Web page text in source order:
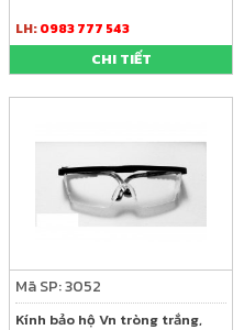
LH:0983 777 543
CHI TIẾT
Mã SP: 3052
Kính bảo hộ Vn tròng trắng,